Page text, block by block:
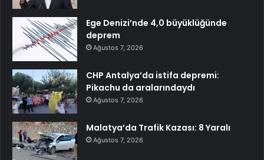
Ege Denizi’nde 4,0 büyüklüğünde
deprem
Ağustos 7, 2026
CHP Antalya’da istifa depremi:
Pikachu da aralarındaydı
Ağustos 7, 2026
Malatya’da Trafik Kazası: 8 Yaralı
Ağustos 7, 2026